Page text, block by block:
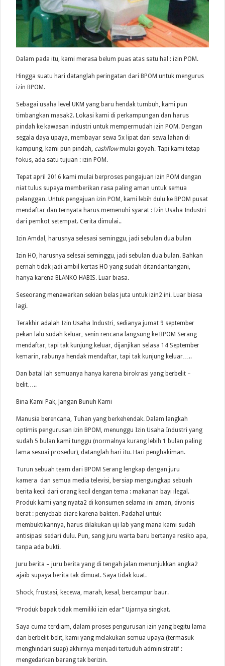
Dalam pada itu, kami merasa belum puas atas satu hal : izin POM.
Hingga suatu hari datanglah peringatan dari BPOM untuk mengurus
izin BPOM.
Sebagai usaha level UKM yang baru hendak tumbuh, kami pun
timbangkan masak2. Lokasi kami di perkampungan dan harus
pindah ke kawasan industri untuk mempermudah izin POM. Dengan
segala daya upaya, membayar sewa 5x lipat dari sewa lahan di
kampung, kami pun pindah, cashflowmulai goyah. Tapi kami tetap
fokus, ada satu tujuan : izin POM.
Tepat april 2016 kami mulai berproses pengajuan izin POM dengan
niat tulus supaya memberikan rasa paling aman untuk semua
pelanggan. Untuk pengajuan izin POM, kami lebih dulu ke BPOM pusat
mendaftar dan ternyata harus memenuhi syarat : Izin Usaha Industri
dari pemkot setempat. Cerita dimulai..
Izin Amdal, harusnya selesasi seminggu, jadi sebulan dua bulan
Izin HO, harusnya selesai seminggu, jadi sebulan dua bulan. Bahkan
pernah tidak jadi ambil kertas HO yang sudah ditandantangani,
hanya karena BLANKO HABIS. Luar biasa.
Seseorang menawarkan sekian belas juta untuk izin2 ini. Luar biasa
lagi.
Terakhir adalah Izin Usaha Industri, sedianya jumat 9 september
pekan lalu sudah keluar, senin rencana langsung ke BPOM Serang
mendaftar, tapi tak kunjung keluar, dijanjikan selasa 14 September
kemarin, rabunya hendak mendaftar, tapi tak kunjung keluar…..
Dan batal lah semuanya hanya karena birokrasi yang berbelit –
belit…..
Bina Kami Pak, Jangan Bunuh Kami
Manusia berencana, Tuhan yang berkehendak. Dalam langkah
optimis pengurusan izin BPOM, menunggu Izin Usaha Industri yang
sudah 5 bulan kami tunggu (normalnya kurang lebih 1 bulan paling
lama sesuai prosedur), datanglah hari itu. Hari penghakiman.
Turun sebuah team dari BPOM Serang lengkap dengan juru
kamera dan semua media televisi, bersiap mengungkap sebuah
berita kecil dari orang kecil dengan tema : makanan bayi ilegal.
Produk kami yang nyata2 di konsumen selama ini aman, divonis
berat : penyebab diare karena bakteri. Padahal untuk
membuktikannya, harus dilakukan uji lab yang mana kami sudah
antisipasi sedari dulu. Pun, sang juru warta baru bertanya resiko apa,
tanpa ada bukti.
Juru berita – juru berita yang di tengah jalan menunjukkan angka2
ajaib supaya berita tak dimuat. Saya tidak kuat.
Shock, frustasi, kecewa, marah, kesal, bercampur baur.
“Produk bapak tidak memiliki izin edar” Ujarnya singkat.
Saya cuma terdiam, dalam proses pengurusan izin yang begitu lama
dan berbelit-belit, kami yang melakukan semua upaya (termasuk
menghindari suap) akhirnya menjadi tertuduh administratif :
mengedarkan barang tak berizin.